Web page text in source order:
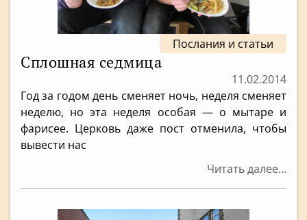
Послания и статьи
Сплошная седмица
11.02.2014
Год за годом день сменяет ночь, неделя сменяет
неделю, но эта неделя особая — о мытаре и
фарисее. Церковь даже пост отменила, чтобы
вывести нас
Читать далее...